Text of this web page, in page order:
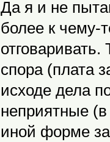
Да я и не
более к чему-
спора (плата
исходе дела
неприятные
иной форме